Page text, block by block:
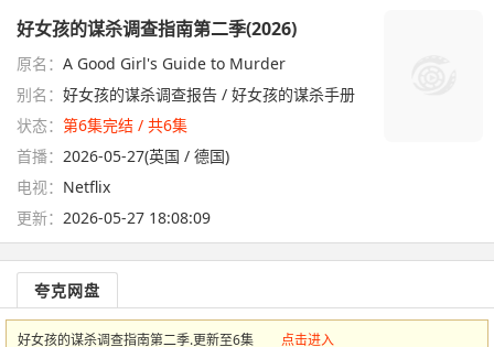
好女孩的谋杀调查指南第二季(2026)
原名： A Good Girl's Guide to Murder
别名： 好女孩的谋杀调查报告 / 好女孩的谋杀手册
状态： 第6集完结 / 共6集
首播： 2026-05-27(英国 / 德国)
电视： Netflix
更新： 2026-05-27 18:08:09
夸克网盘
好女孩的谋杀调查指南第二季.更新至6集 点击进入